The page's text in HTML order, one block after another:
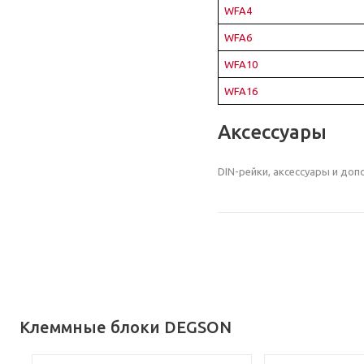
WFA4
WFA6
WFA10
WFA16
Аксессуары
DIN-рейки, аксессуары и
Клеммные блоки DEGSON